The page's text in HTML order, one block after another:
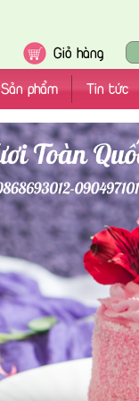
Giỏ hàng
Sản phẩm Tin tức